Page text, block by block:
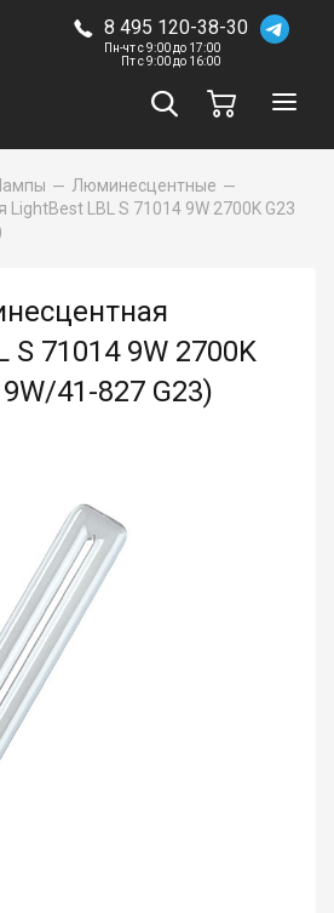
8 495 120-38-30
Пн-чт с 9:00 до 17:00
Пт с 9:00 до 16:00
Люминесцентные
LBL S 71014 9W 2700K G23
S 71014 9W 2700K
41-827 G23)